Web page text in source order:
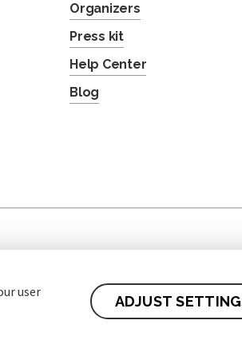
user
ADJUST
Organizers
Press kit
Help Center
Blog